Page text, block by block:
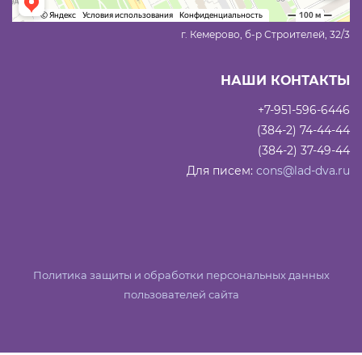
г. Кемерово, б-р Строителей, 32/3
НАШИ КОНТАКТЫ
+7-951-596-6446
(384-2) 74-44-44
(384-2) 37-49-44
Для писем: cons@lad-dva.ru
Политика защиты и обработки персональных данных
пользователей сайта